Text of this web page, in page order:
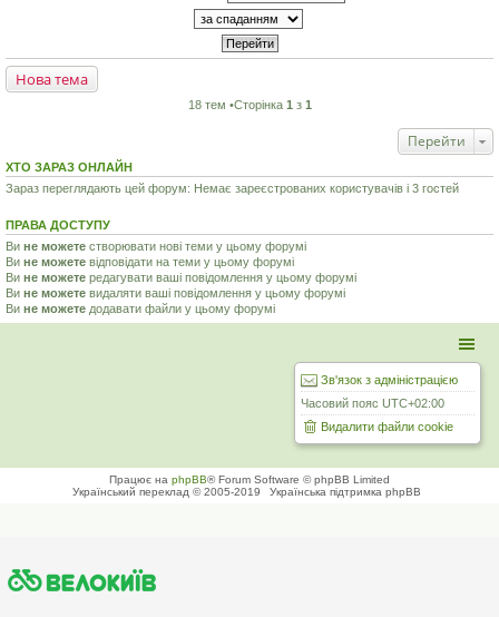
Нова тема
18 тем •Сторінка 1 з 1
Перейти
ХТО ЗАРАЗ ОНЛАЙН
Зараз переглядають цей форум: Немає зареєстрованих користувачів і 3 гостей
ПРАВА ДОСТУПУ
Ви не можете створювати нові теми у цьому форумі
Ви не можете відповідати на теми у цьому форумі
Ви не можете редагувати ваші повідомлення у цьому форумі
Ви не можете видаляти ваші повідомлення у цьому форумі
Ви не можете додавати файли у цьому форумі
Зв'язок з адміністрацією
Часовий пояс UTC+02:00
Видалити файли cookie
Працює на phpBB® Forum Software © phpBB Limited
Український переклад © 2005-2019
Українська підтримка phpBB